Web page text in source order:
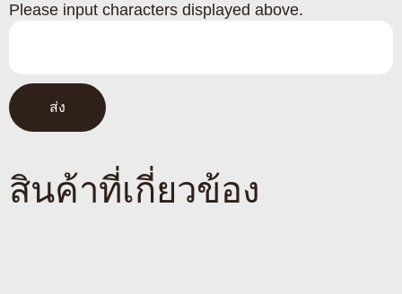
Please input characters displayed above.
สินค้าที่เกี่ยวข้อง